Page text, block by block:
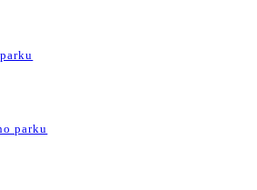
parku